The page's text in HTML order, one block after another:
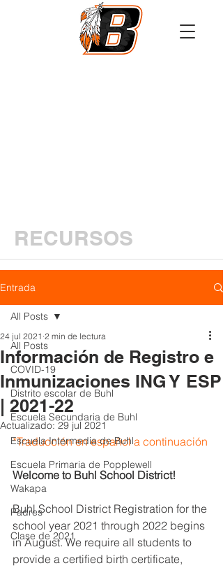
RECURSOS
Entrada
All Posts
COVID-19
Distrito escolar de Buhl
Escuela Secundaria de Buhl
Escuela Intermedia de Buhl
Escuela Primaria de Popplewell
Wakapa
Padres
Clase de 2021
All Posts
Información de Registro e
Inmunizaciones ING Y ESP
| 2021-22
24 jul 2021 2 min de lectura
Actualizado:29 jul 2021
*Traducción en español a continuación
Welcome to Buhl School District!
Buhl School District Registration for the
school year 2021 through 2022 begins
in August. We require all students to
provide a certified birth certificate,